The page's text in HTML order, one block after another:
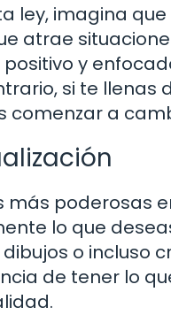
ley, imagina
atrae
y
si te
comenzar a
poderosas
lo que
o incluso
de tener lo